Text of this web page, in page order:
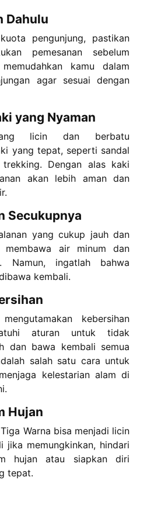
Dahulu
pengunjung, pastikan
pemesanan sebelum
kamu dalam
agar sesuai dengan
yang Nyaman
licin dan berbatu
yang tepat, seperti sandal
Dengan alas kaki
akan lebih aman dan
Secukupnya
yang cukup jauh dan
membawa air minum dan
Namun, ingatlah bahwa
kembali.
kebersihan
aturan untuk tidak
dan bawa kembali semua
salah satu cara untuk
kelestarian alam di
Hujan
Warna bisa menjadi licin
jika memungkinkan, hindari
hujan atau siapkan diri
tepat.